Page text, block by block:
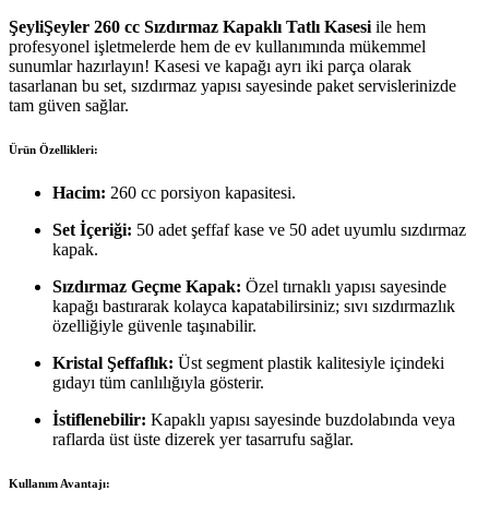
ŞeyliŞeyler 260 cc Sızdırmaz Kapaklı Tatlı Kasesi ile hem
profesyonel işletmelerde hem de ev kullanımında mükemmel
sunumlar hazırlayın! Kasesi ve kapağı ayrı iki parça olarak
tasarlanan bu set, sızdırmaz yapısı sayesinde paket servislerinizde
tam güven sağlar.
Ürün Özellikleri:
Hacim: 260 cc porsiyon kapasitesi.
Set İçeriği: 50 adet şeffaf kase ve 50 adet uyumlu sızdırmaz
kapak.
Sızdırmaz Geçme Kapak: Özel tırnaklı yapısı sayesinde
kapağı bastırarak kolayca kapatabilirsiniz; sıvı sızdırmazlık
özelliğiyle güvenle taşınabilir.
Kristal Şeffaflık: Üst segment plastik kalitesiyle içindeki
gıdayı tüm canlılığıyla gösterir.
İstiflenebilir: Kapaklı yapısı sayesinde buzdolabında veya
raflarda üst üste dizerek yer tasarrufu sağlar.
Kullanım Avantajı: